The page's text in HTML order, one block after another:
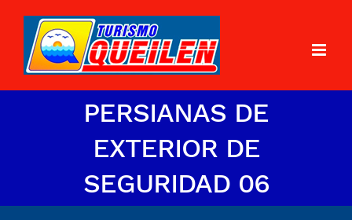
PERSIANAS DE
EXTERIOR DE
SEGURIDAD 06